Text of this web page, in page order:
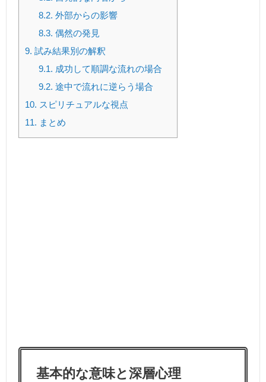
8.2. 外部からの影響
8.3. 偶然の発見
9. 試み結果別の解釈
9.1. 成功して順調な流れの場合
9.2. 途中で流れに逆らう場合
10. スピリチュアルな視点
11. まとめ
基本的な意味と深層心理